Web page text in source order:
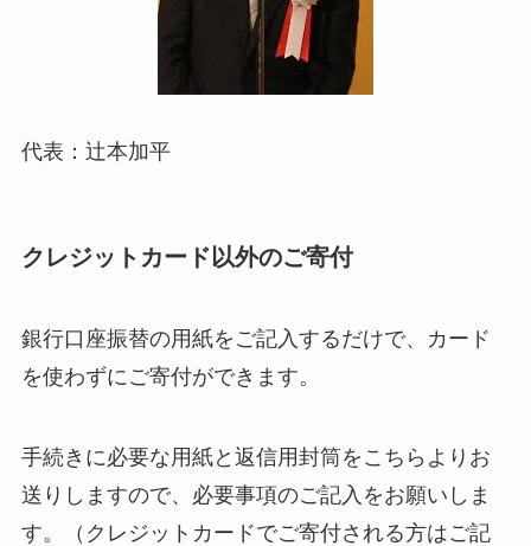
代表：辻本加平
クレジットカード以外のご寄付
銀行口座振替の用紙をご記入するだけで、カード
を使わずにご寄付ができます。
手続きに必要な用紙と返信用封筒をこちらよりお
送りしますので、必要事項のご記入をお願いしま
す。（クレジットカードでご寄付される方はご記